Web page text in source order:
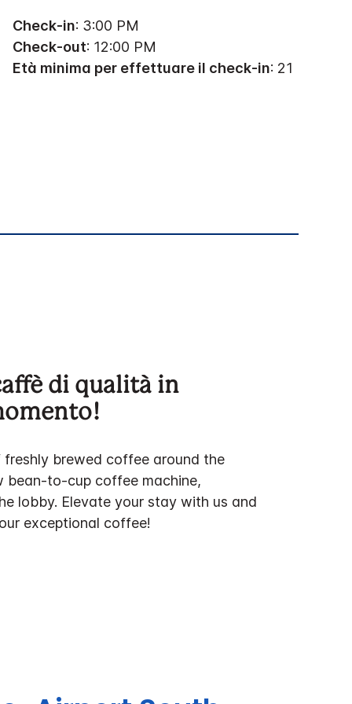
Check-in: 3:00 PM
Check-out: 12:00 PM
Età minima per effettuare il check-in: 21
di qualità in
brewed coffee around the
bean-to-cup coffee machine,
lobby. Elevate your stay with us and
exceptional coffee!